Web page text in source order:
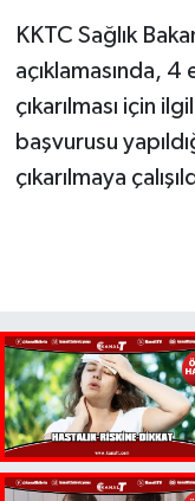
KKTC Sağlık
açıklamasında, 4
çıkarılması için
başvurusu
çıkarılmaya